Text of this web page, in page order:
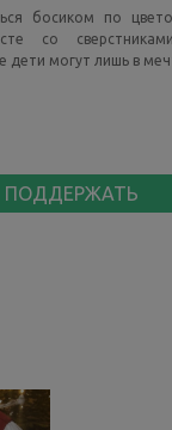
босиком по
со
дети могут лишь в
ПОДДЕРЖАТЬ